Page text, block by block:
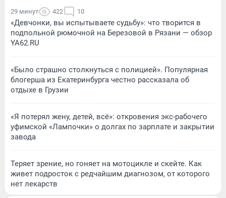
29 минут 422 10
«Девчонки, вы испытываете судьбу»: что творится в
подпольной рюмочной на Березовой в Рязани — обзор
YA62.RU
«Было страшно столкнуться с полицией». Популярная
блогерша из Екатеринбурга честно рассказала об
отдыхе в Грузии
«Я потерял жену, детей, всё»: откровения экс-рабочего
уфимской «Лампочки» о долгах по зарплате и закрытии
завода
Теряет зрение, но гоняет на мотоцикле и скейте. Как
живет подросток с редчайшим диагнозом, от которого
нет лекарств